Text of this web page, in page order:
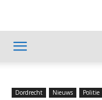
Dordrecht Nieuws Politie